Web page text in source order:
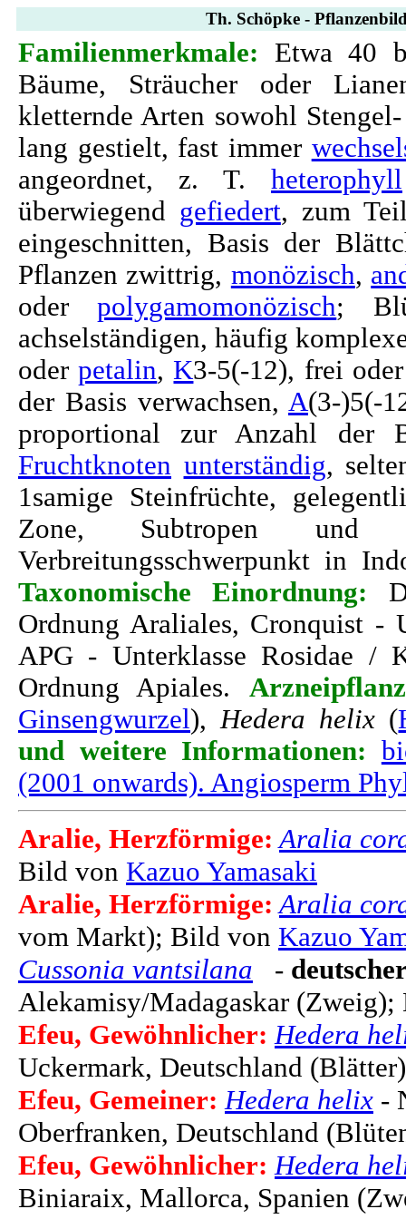
Th. Schöpke -
Familienmerkmale: Etwa 40
Bäume, Sträucher oder
kletternde Arten sowohl
lang gestielt, fast immer
angeordnet, z. T. heterophyll
überwiegend gefiedert, zum
eingeschnitten, Basis der
Pflanzen zwittrig, monözisch,
oderpolygamomonözisch;
achselständigen, häufig
oderpetalin, K3-5(-12), frei
der Basis verwachsen, A(3-)5(-
proportional zur Anzahl der
Fruchtknoten unterständig,
1samige Steinfrüchte,
Zone, Subtropen
Verbreitungsschwerpunkt in
Taxonomische Einordnung:
Ordnung Araliales, Cronquist -
APG - Unterklasse Rosidae /
Ordnung Apiales.
Ginsengwurzel),Hedera helix (
und weitere Informationen:
(2001 onwards). Angiosperm
Aralie, Herzförmige: Aralia
Bild von Kazuo Yamasaki
Aralie, Herzförmige: Aralia
vom Markt); Bild von Kazuo
Cussonia vantsilana -
Alekamisy/Madagaskar
Efeu, Gewöhnlicher: Hedera
Uckermark, Deutschland (Blätter)
Efeu, Gemeiner: Hedera helix -
Oberfranken, Deutschland
Efeu, Gewöhnlicher: Hedera
Biniaraix, Mallorca, Spanien